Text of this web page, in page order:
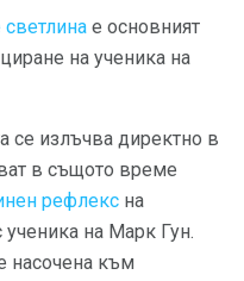
е основният
на ученика на
се излъчва директно в
в същото време
рефлекс на
ученика на Марк Гун.
насочена към